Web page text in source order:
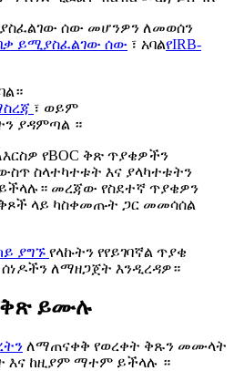
ሰው መሆንዎን ለመወሰን
ይሚያስፈልገው ሰው ፣ አባልየIRB-
፣ ወይም
ያዳምጣል ።
የBOC ቅጽ ጥያቄዎችን
ስላተካተቱት እና ያላካተቱትን
መረጃው የስደተኛ ጥያቄዎን
ላይ ካስቀመጡት ጋር መመሳሰል
ያግኙ የላኩትን የየይገባኛል ጥያቄ
ለማዘጋጀት እንዲረዳዎ።
ቅጽ ይሙሉ
ለማጠናቀቅ የወረቀት ቅጹን መሙላት
እና ከዚያም ማተም ይችላሉ ።